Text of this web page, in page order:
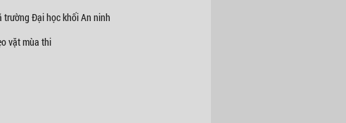
trường Đại học khối An ninh
vặt mùa thi